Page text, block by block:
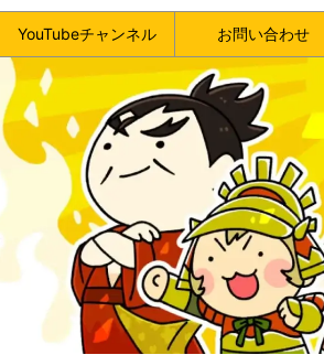
YouTubeチャンネル お問い合わせ